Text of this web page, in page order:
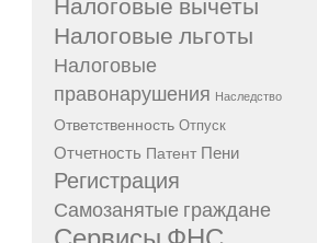
Налоговые льготы
Налоговые
правонарушения Наследство
Ответственность Отпуск
Отчетность Патент Пени
Регистрация
Самозанятые граждане